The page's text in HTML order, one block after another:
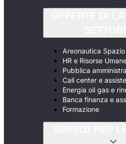
Areonautica
HR e Risorse
Pubblica
Call center e
Energia oil gas e
Banca finanza e
Formazione